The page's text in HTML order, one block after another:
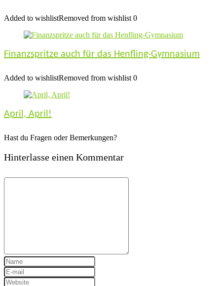
Added to wishlistRemoved from wishlist 0
Finanzspritze auch für das Henfling-Gymnasium
Added to wishlistRemoved from wishlist 0
April, April!
Hast du Fragen oder Bemerkungen?
Hinterlasse einen Kommentar